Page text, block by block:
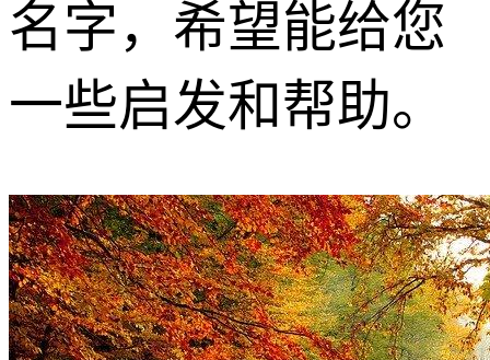
名字，希望能给您
一些启发和帮助。